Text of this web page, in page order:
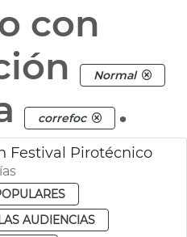
con
Normal
correfoc .
Festival Pirotécnico
AUDIENCIAS